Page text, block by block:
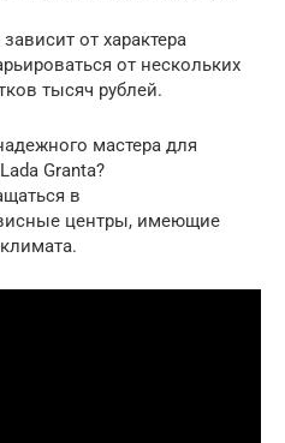
от характера
от нескольких
тысяч рублей.
мастера для
Granta?
в
центры, имеющие